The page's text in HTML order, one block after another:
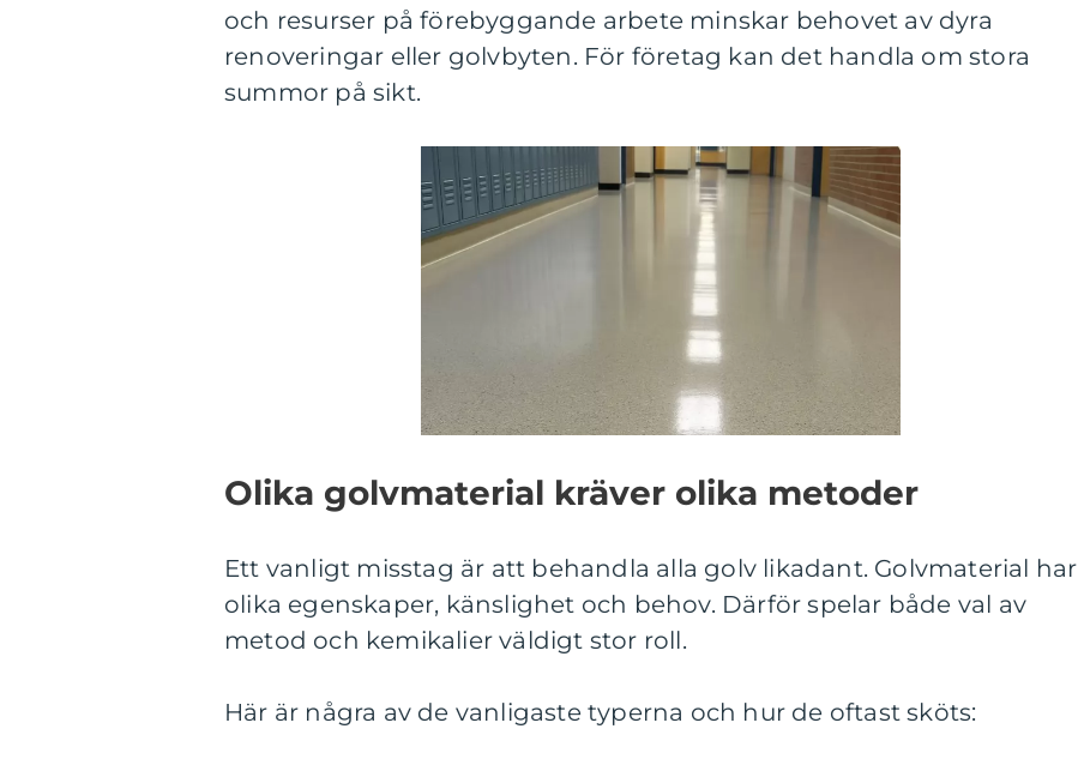
och resurser på förebyggande arbete minskar behovet av dyra
renoveringar eller golvbyten. För företag kan det handla om stora
summor på sikt.
Olika golvmaterial kräver olika metoder
Ett vanligt misstag är att behandla alla golv likadant. Golvmaterial har
olika egenskaper, känslighet och behov. Därför spelar både val av
metod och kemikalier väldigt stor roll.
Här är några av de vanligaste typerna och hur de oftast sköts: